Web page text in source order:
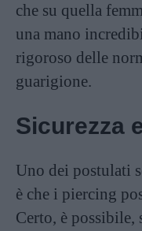
che su quella
una mano
rigoroso delle
guarigione.
Sicurezza
Uno dei postulati
è che i piercing
Certo, è possibile,